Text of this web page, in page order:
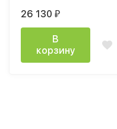
механизмом
26 130 ₽
В
корзину